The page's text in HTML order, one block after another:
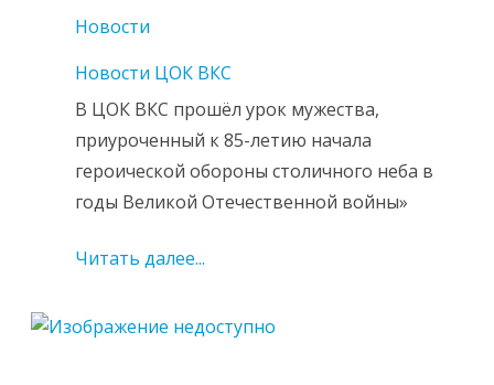
Новости
Новости ЦОК ВКС
В ЦОК ВКС прошёл урок мужества,
приуроченный к 85-летию начала
героической обороны столичного неба в
годы Великой Отечественной войны»
Читать далее...